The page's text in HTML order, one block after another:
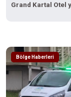
Grand Kartal Otel
Bölge Haberleri